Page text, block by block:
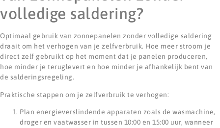
volledige saldering?
Optimaal gebruik van zonnepanelen zonder volledige saldering
draait om het verhogen van je zelfverbruik. Hoe meer stroom je
direct zelf gebruikt op het moment dat je panelen produceren,
hoe minder je teruglevert en hoe minder je afhankelijk bent van
de salderingsregeling.
Praktische stappen om je zelfverbruik te verhogen:
Plan energieverslindende apparaten zoals de wasmachine,
droger en vaatwasser in tussen 10:00 en 15:00 uur, wanneer